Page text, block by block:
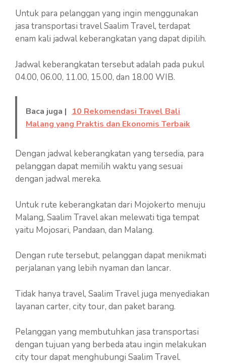
Untuk para pelanggan yang ingin menggunakan
jasa transportasi travel Saalim Travel, terdapat
enam kali jadwal keberangkatan yang dapat dipilih.
Jadwal keberangkatan tersebut adalah pada pukul
04.00, 06.00, 11.00, 15.00, dan 18.00 WIB.
Baca juga | 10 Rekomendasi Travel Bali
Malang yang Praktis dan Ekonomis Terbaik
Dengan jadwal keberangkatan yang tersedia, para
pelanggan dapat memilih waktu yang sesuai
dengan jadwal mereka.
Untuk rute keberangkatan dari Mojokerto menuju
Malang, Saalim Travel akan melewati tiga tempat
yaitu Mojosari, Pandaan, dan Malang.
Dengan rute tersebut, pelanggan dapat menikmati
perjalanan yang lebih nyaman dan lancar.
Tidak hanya travel, Saalim Travel juga menyediakan
layanan carter, city tour, dan paket barang.
Pelanggan yang membutuhkan jasa transportasi
dengan tujuan yang berbeda atau ingin melakukan
city tour dapat menghubungi Saalim Travel.